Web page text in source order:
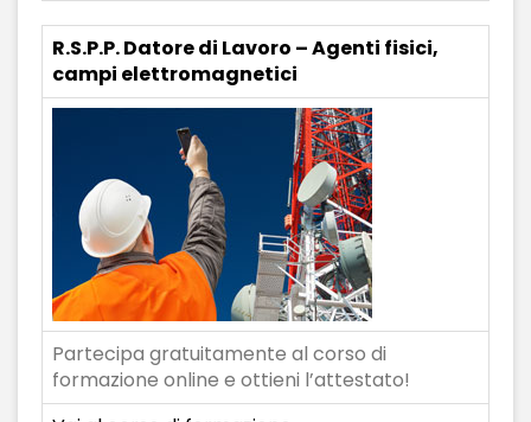
R.S.P.P. Datore di Lavoro – Agenti fisici,
campi elettromagnetici
Partecipa gratuitamente al corso di
formazione online e ottieni l’attestato!